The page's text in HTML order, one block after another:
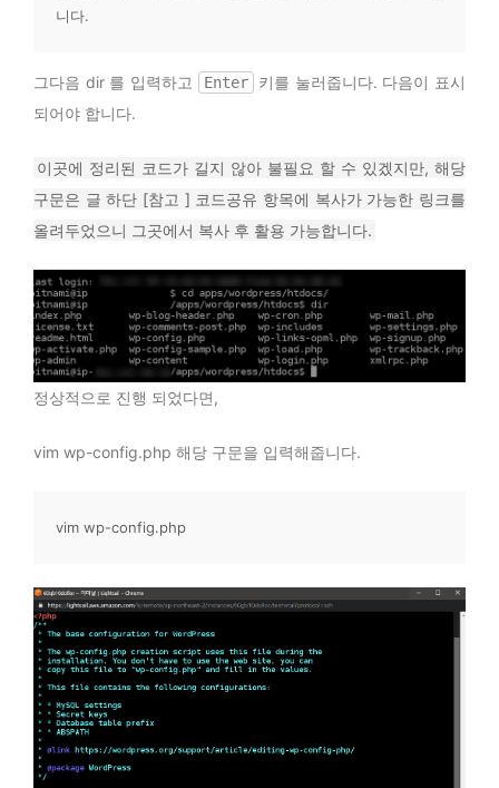
니다.
그다음 dir 를 입력하고 Enter
키를 눌러줍니다. 다음이 표시
되어야 합니다.
이곳에 정리된 코드가 길지 않아 불필요 할 수 있겠지만, 해당
구문은 글 하단 [참고 ] 코드공유 항목에 복사가 가능한 링크를
올려두었으니 그곳에서 복사 후 활용 가능합니다.
정상적으로 진행 되었다면,
vim wp-config.php 해당 구문을 입력해줍니다.
vim wp-config.php